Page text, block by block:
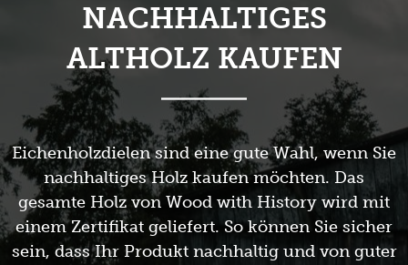
NACHHALTIGES
ALTHOLZ KAUFEN
Eichenholzdielen sind eine gute Wahl, wenn Sie
nachhaltiges Holz kaufen möchten. Das
gesamte Holz von Wood with History wird mit
einem Zertifikat geliefert. So können Sie sicher
sein, dass Ihr Produkt nachhaltig und von guter